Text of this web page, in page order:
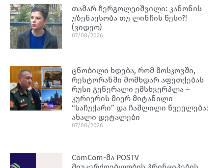
თამარ ჩერგოლეიშვილი: კანონის
უზენაესობა თუ ლინჩის წესი?!
(ვიდეო)
07/08/2026
ცნობილი ხდება, რომ მოსკოვში,
რესტორანში მომხდარ აფეთქებას
რუსი გენერალი ემსხვერპლა –
კურიერის მიერ მიტანილი
“საჩუქარი” და ჩაშლილი წვეულება:
ახალი დეტალები
07/08/2026
ComCom-მა POSTV